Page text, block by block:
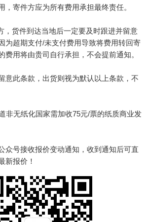
，寄件方应为所有费用承担最终责任。
货件到达当地后一定要及时跟进并留意
为超期支付/未支付费用导致将费用转回寄
费用将由贵司自行承担，不会提前通知。
意此条款，出货则视为默认以上条款，不
非无纸化国家需加收75元/票的纸质商业发
众号接收报价变动通知，收到通知后可直
新报价！